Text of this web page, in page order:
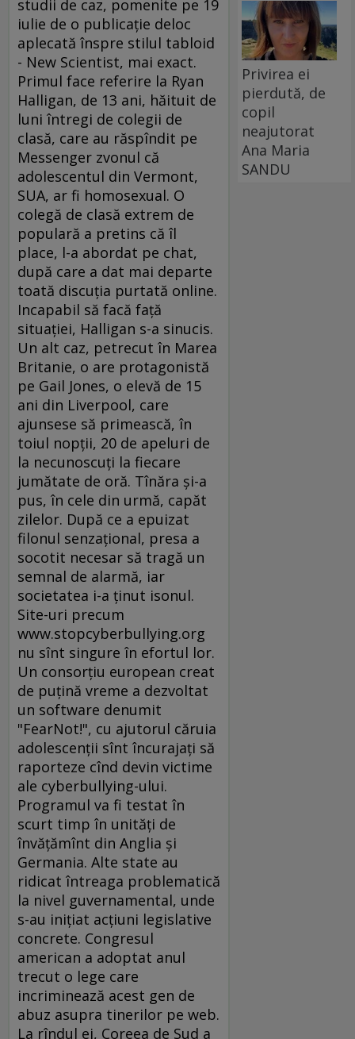
studii de caz, pomenite pe 19
iulie de o publicaţie deloc
aplecată înspre stilul tabloid
- New Scientist, mai exact.
Primul face referire la Ryan
Halligan, de 13 ani, hăituit de
luni întregi de colegii de
clasă, care au răspîndit pe
Messenger zvonul că
adolescentul din Vermont,
SUA, ar fi homosexual. O
colegă de clasă extrem de
populară a pretins că îl
place, l-a abordat pe chat,
după care a dat mai departe
toată discuţia purtată online.
Incapabil să facă faţă
situaţiei, Halligan s-a sinucis.
Un alt caz, petrecut în Marea
Britanie, o are protagonistă
pe Gail Jones, o elevă de 15
ani din Liverpool, care
ajunsese să primească, în
toiul nopţii, 20 de apeluri de
la necunoscuţi la fiecare
jumătate de oră. Tînăra şi-a
pus, în cele din urmă, capăt
zilelor. După ce a epuizat
filonul senzaţional, presa a
socotit necesar să tragă un
semnal de alarmă, iar
societatea i-a ţinut isonul.
Site-uri precum
www.stopcyberbullying.org
nu sînt singure în efortul lor.
Un consorţiu european creat
de puţină vreme a dezvoltat
un software denumit
"FearNot!", cu ajutorul căruia
adolescenţii sînt încurajaţi să
raporteze cînd devin victime
ale cyberbullying-ului.
Programul va fi testat în
scurt timp în unităţi de
învăţămînt din Anglia şi
Germania. Alte state au
ridicat întreaga problematică
la nivel guvernamental, unde
s-au iniţiat acţiuni legislative
concrete. Congresul
american a adoptat anul
trecut o lege care
incriminează acest gen de
abuz asupra tinerilor pe web.
La rîndul ei, Coreea de Sud a
Privirea ei
pierdută, de
copil
neajutorat
Ana Maria
SANDU